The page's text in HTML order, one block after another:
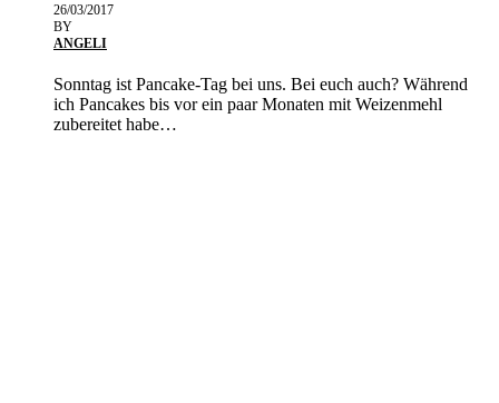
26/03/2017
BY
ANGELI
Sonntag ist Pancake-Tag bei uns. Bei euch auch? Während
ich Pancakes bis vor ein paar Monaten mit Weizenmehl
zubereitet habe…